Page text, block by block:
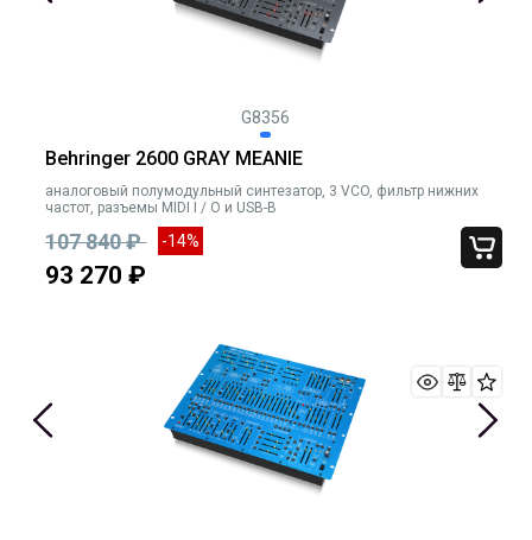
G8356
Behringer 2600 GRAY MEANIE
аналоговый полумодульный синтезатор, 3 VCO, фильтр нижних
частот, разъемы MIDI I / O и USB-B
107 840 ₽ -14%
93 270 ₽